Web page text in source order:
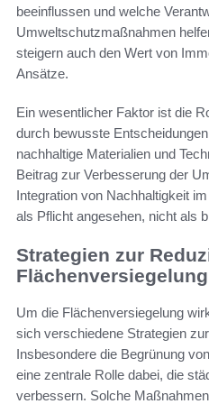
beeinflussen und welche
Umweltschutzmaßnahmen
steigern auch den Wert von
Ansätze.
Ein wesentlicher Faktor ist die
durch bewusste
nachhaltige Materialien und
Beitrag zur Verbesserung der
Integration von Nachhaltigkeit
als Pflicht angesehen, nicht als
Strategien zur
Flächenversiegelung
Um die Flächenversiegelung
sich verschiedene Strategien
Insbesondere die Begrünung
eine zentrale Rolle dabei, die
verbessern. Solche